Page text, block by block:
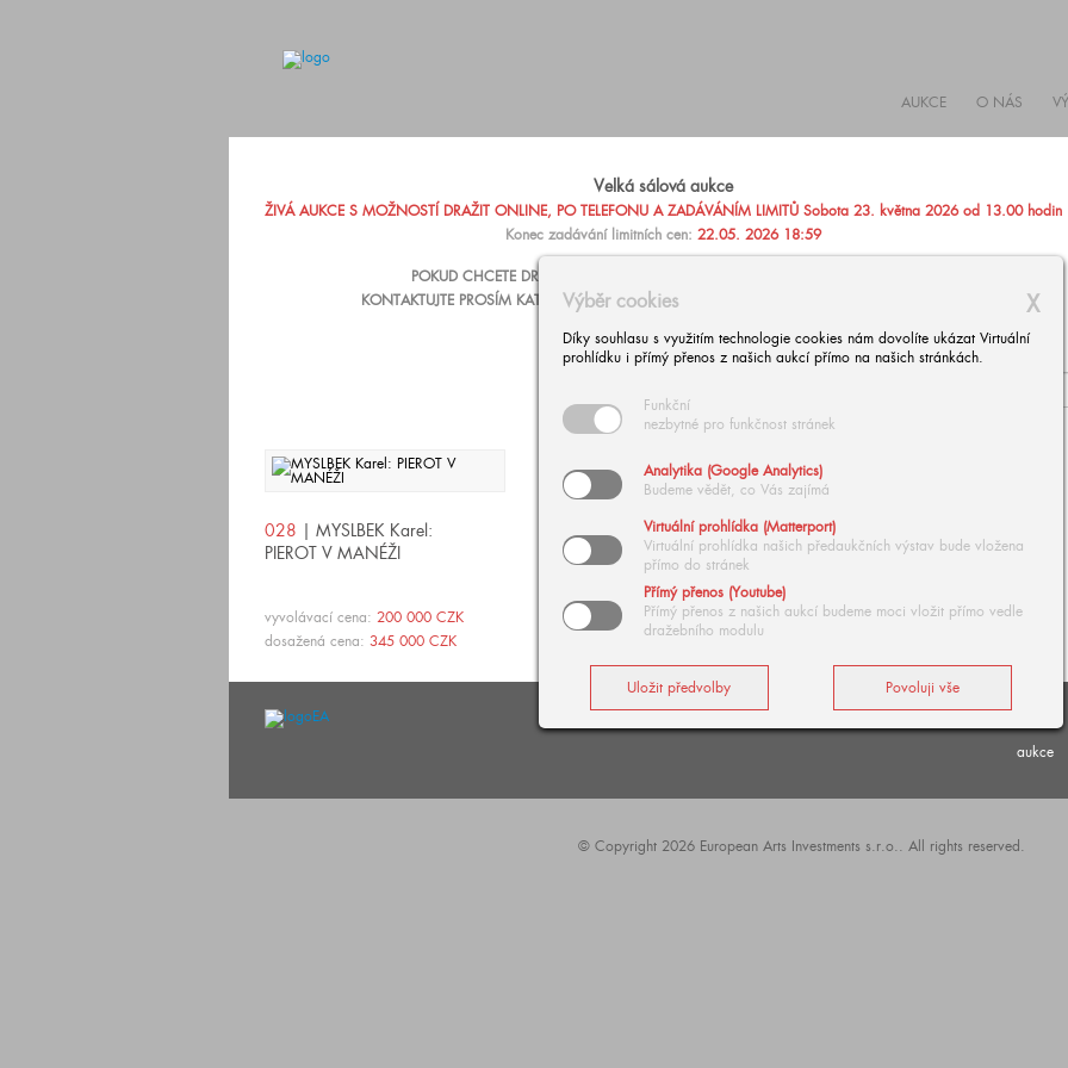
AUKCE O NÁS
X
Výběr cookies
Díky souhlasu s využitím technologie cookies nám dovolíte ukázat Virtuální
prohlídku i přímý přenos z našich aukcí přímo na našich stránkách.
Funkční
nezbytné pro funkčnost stránek
Analytika (Google Analytics)
Budeme vědět, co Vás zajímá
Virtuální prohlídka (Matterport)
Virtuální prohlídka našich předaukčních výstav bude vložena
přímo do stránek
Přímý přenos (Youtube)
Přímý přenos z našich aukcí budeme moci vložit přímo vedle
dražebního modulu
Velká sálová aukce
ŽIVÁ AUKCE S MOŽNOSTÍ DRAŽIT ONLINE, PO TELEFONU A ZADÁVÁNÍM LIMITŮ Sobota 23. května 2026 od 13.00 hodin
Konec zadávání limitních cen: 22.05. 2026 18:59
POKUD CHCETE DRAŽIT PO TELEFONU NEBO ZADAT PEVNOU LIMITNÍ CENU
KONTAKTUJTE PROSÍM KATARÍNU ZÁRUBOVOU, +420 602 293 023,
028 | MYSLBEK Karel:
PIEROT V MANÉŽI
vyvolávací cena: 200 000 CZK
dosažená cena: 345 000 CZK
aukce
© Copyright 2026 European Arts Investments s.r.o.. All rights reserved.